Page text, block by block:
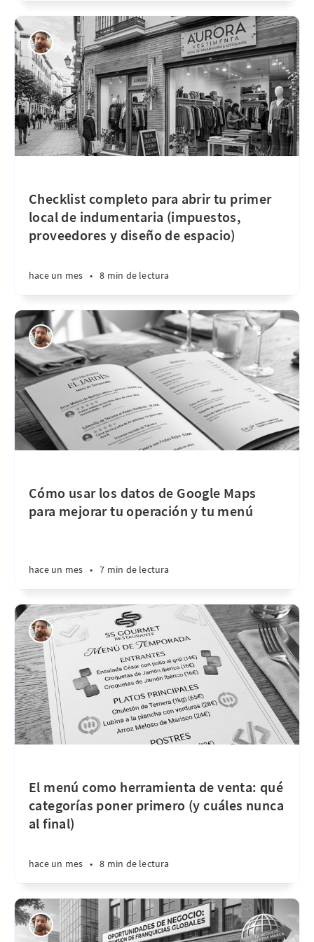
Checklist completo para abrir tu primer
local de indumentaria (impuestos,
proveedores y diseño de espacio)
hace un mes • 8 min de lectura
Cómo usar los datos de Google Maps
para mejorar tu operación y tu menú
hace un mes • 7 min de lectura
El menú como herramienta de venta: qué
categorías poner primero (y cuáles nunca
al final)
hace un mes • 8 min de lectura